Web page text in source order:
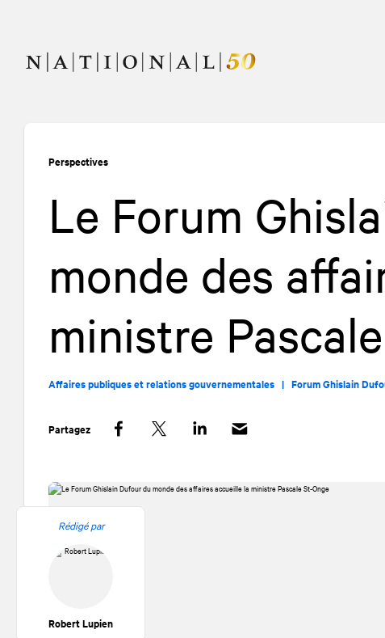
navigation
Perspectives
Le Forum
monde des
ministre
Affaires publiques et relations gouvernementales | Forum Ghislain
Partagez
Rédigé par
Robert Lupien